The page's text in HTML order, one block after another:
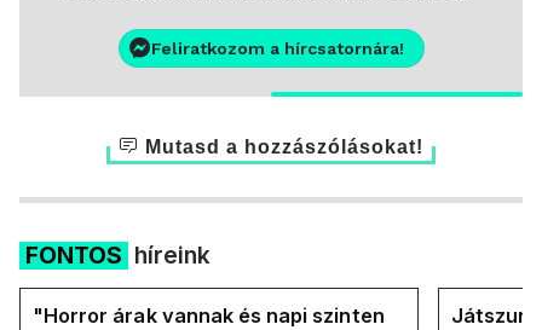
Feliratkozom a hírcsatornára!
Mutasd a hozzászólásokat!
FONTOS híreink
"Horror árak vannak és napi szinten